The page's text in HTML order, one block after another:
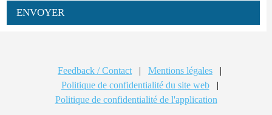
ENVOYER
Feedback / Contact | Mentions légales
|
Politique de confidentialité du site web
|
Politique de confidentialité de l'application